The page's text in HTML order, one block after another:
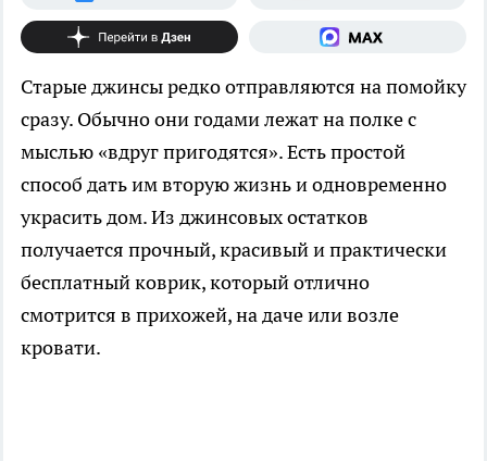
Старые джинсы редко отправляются на помойку
сразу. Обычно они годами лежат на полке с
мыслью «вдруг пригодятся». Есть простой
способ дать им вторую жизнь и одновременно
украсить дом. Из джинсовых остатков
получается прочный, красивый и практически
бесплатный коврик, который отлично
смотрится в прихожей, на даче или возле
кровати.